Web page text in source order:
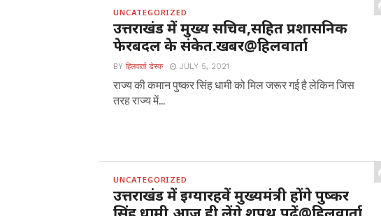
UNCATEGORIZED
उत्तराखंड में मुख्य सचिव,सहित प्रशासनिक
फेरबदल के संकेत.खबर@हिलवार्ता
BYहिलवार्ता डेस्क JULY 5, 2021
राज्य की कमान पुष्कर सिंह धामी को मिल जरूर गई है लेकिन जिस
तरह राज्य में...
UNCATEGORIZED
उत्तराखंड में इग्यारहवें मुख्यमंत्री होंगे पुष्कर